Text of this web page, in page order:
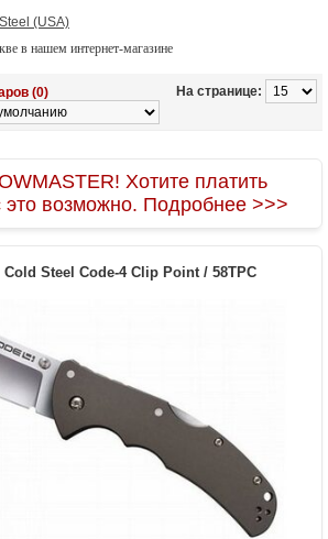
(USA)
в нашем интернет-магазине
На странице:
(0)
Хотите платить
возможно. Подробнее >>>
Steel Code-4 Clip Point / 58TPC